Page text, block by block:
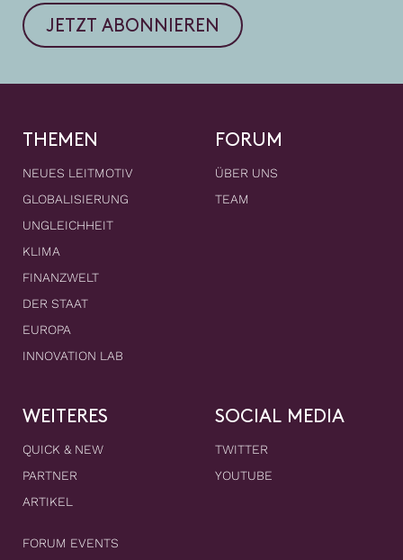
JETZT ABONNIEREN
THEMEN
NEUES LEITMOTIV
GLOBALISIERUNG
UNGLEICHHEIT
KLIMA
FINANZWELT
DER STAAT
EUROPA
INNOVATION LAB
FORUM
ÜBER UNS
TEAM
WEITERES
QUICK & NEW
PARTNER
ARTIKEL
FORUM EVENTS
SOCIAL MEDIA
TWITTER
YOUTUBE